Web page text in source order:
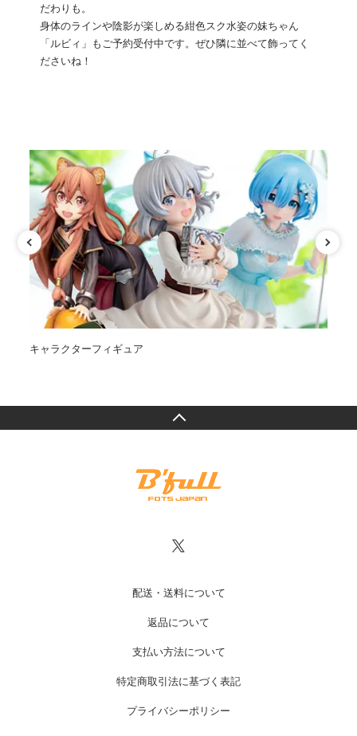
だわりも。
身体のラインや陰影が楽しめる紺色スク水姿の妹ちゃん
「ルビィ」もご予約受付中です。ぜひ隣に並べて飾ってく
ださいね！
カテゴリ
キャラクターフィギュア
配送・送料について
返品について
支払い方法について
特定商取引法に基づく表記
プライバシーポリシー